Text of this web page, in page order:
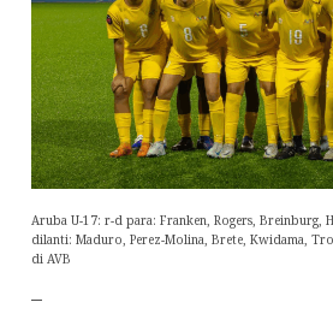
Aruba U-17: r-d para: Franken, Rogers, Breinburg,
dilanti: Maduro, Perez-Molina, Brete, Kwidama,
di AVB
–